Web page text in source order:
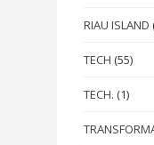
RIAU ISLAND
TECH (55)
TECH. (1)